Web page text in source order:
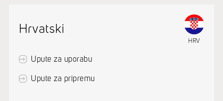
Hrvatski
HRV
Upute za uporabu
Upute za pripremu